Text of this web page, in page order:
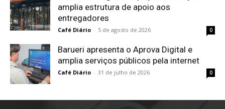
amplia estrutura de apoio aos
entregadores
Café Diário - 5 de agosto de 2026 0
Barueri apresenta o Aprova Digital e
amplia serviços públicos pela internet
Café Diário - 31 de julho de 2026 0